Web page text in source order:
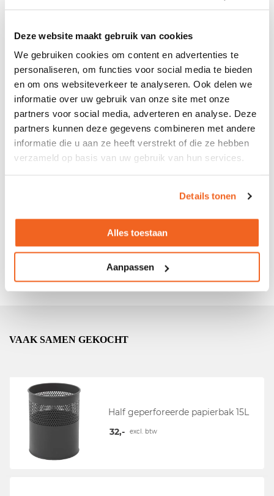
Deze website maakt gebruik van cookies
We gebruiken cookies om content en advertenties te
personaliseren, om functies voor social media te bieden
en om ons websiteverkeer te analyseren. Ook delen we
informatie over uw gebruik van onze site met onze
partners voor social media, adverteren en analyse. Deze
partners kunnen deze gegevens combineren met andere
informatie die u aan ze heeft verstrekt of die ze hebben
verzameld op basis van uw gebruik van hun services.
Details tonen
Alles toestaan
Aanpassen
Vlakke bodem door een speciaal
Stelvoetjes De kast heeft 4 stelvoetjes
Voorzien van cilinderslot
Sleutels
Inclusief 2 sleutels, waarvan 1
kniksleutel
Montage
Let op, de kast is niet demontabel
en wordt dus gemonteerd
9006), zwart (RAL 9005)
45cm
73cm
VAAK SAMEN GEKOCHT
Half geperforeerde papierbak 15L
32,-
excl. btw